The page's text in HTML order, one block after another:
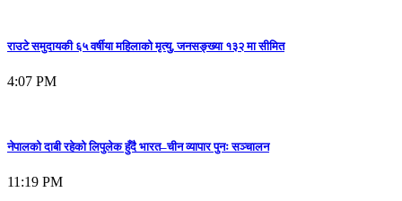
राउटे समुदायकी ६५ वर्षीया महिलाको मृत्यु, जनसङ्ख्या १३२ मा सीमित
4:07 PM
नेपालको दाबी रहेको लिपुलेक हुँदै भारत–चीन व्यापार पुनः सञ्चालन
11:19 PM